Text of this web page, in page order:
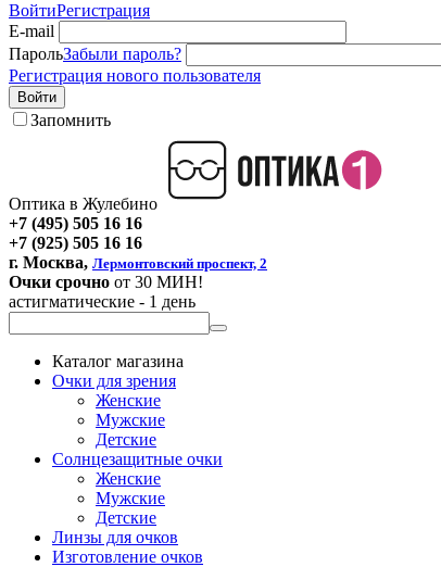
ВойтиРегистрация
E-mail
ПарольЗабыли пароль?
Регистрация нового пользователя
Войти
Запомнить
Оптика в Жулебино
+7 (495) 505 16 16
+7 (925) 505 16 16
г. Москва, Лермонтовский проспект, 2
Очки срочно от 30 МИН!
астигматические - 1 день
Каталог магазина
Очки для зрения
Женские
Мужские
Детские
Солнцезащитные очки
Женские
Мужские
Детские
Линзы для очков
Изготовление очков